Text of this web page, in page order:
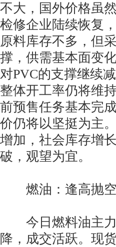
不大，国外价格虽
检修企业陆续恢复
原料库存不多，但
撑，供需基本面变
对PVC的支撑继续
整体开工率仍将维
前预售任务基本完
价仍将以坚挺为主
增加，社会库存增
破，观望为宜。
燃油：逢高抛空
今日燃料油主力
降，成交活跃。现